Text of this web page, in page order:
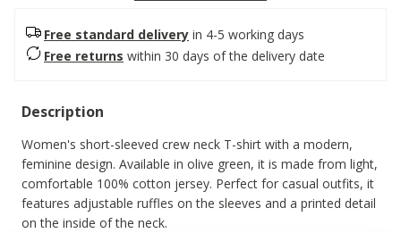
Free standard delivery in 4-5 working days
Free returns within 30 days of the delivery date
Description
Women's short-sleeved crew neck T-shirt with a modern,
feminine design. Available in olive green, it is made from light,
comfortable 100% cotton jersey. Perfect for casual outfits, it
features adjustable ruffles on the sleeves and a printed detail
on the inside of the neck.